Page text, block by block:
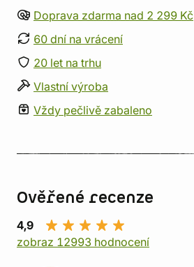
Doprava zdarma nad 2 299 Kč
60 dní na vrácení
20 let na trhu
Vlastní výroba
Vždy pečlivě zabaleno
Ověřené recenze
4,9
zobraz 12993 hodnocení